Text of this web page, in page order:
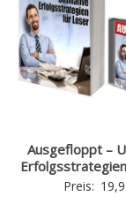
Ausgefloppt –
Preis: